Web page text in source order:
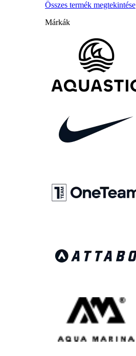
Összes termék megtekintése
Márkák